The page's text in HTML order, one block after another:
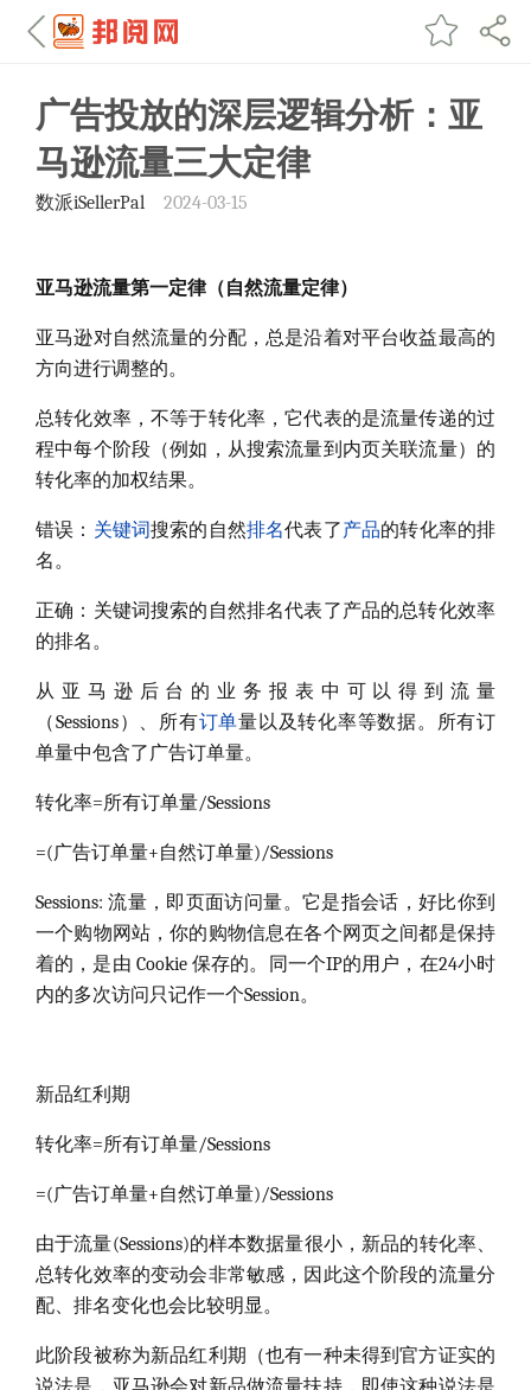
广告投放的深层逻辑分析：亚
马逊流量三大定律
数派iSellerPal 2024-03-15
亚马逊流量第一定律（自然流量定律）
亚马逊对自然流量的分配，总是沿着对平台收益最高的
方向进行调整的。
总转化效率，不等于转化率，它代表的是流量传递的过
程中每个阶段（例如，从搜索流量到内页关联流量）的
转化率的加权结果。
错误： 关键词搜索的自然排名代表了产品的转化率的排
名。
正确：关键词搜索的自然排名代表了产品的总转化效率
的排名。
从亚马逊后台的业务报表中可以得到流量
（Sessions）、所有订单量以及转化率等数据。所有订
单量中包含了广告订单量。
转化率=所有订单量/Sessions
=(广告订单量+自然订单量)/Sessions
Sessions: 流量，即页面访问量。它是指会话，好比你到
一个购物网站，你的购物信息在各个网页之间都是保持
着的，是由 Cookie 保存的。同一个IP的用户，在24小时
内的多次访问只记作一个Session。
新品红利期
转化率=所有订单量/Sessions
=(广告订单量+自然订单量)/Sessions
由于流量(Sessions)的样本数据量很小，新品的转化率、
总转化效率的变动会非常敏感，因此这个阶段的流量分
配、排名变化也会比较明显。
此阶段被称为新品红利期（也有一种未得到官方证实的